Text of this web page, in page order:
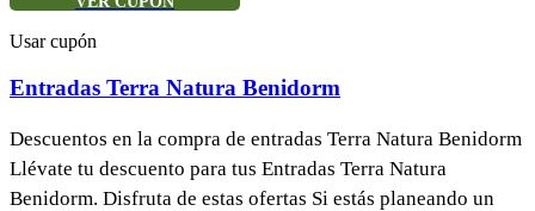
Usar cupón
Entradas Terra Natura Benidorm
Descuentos en la compra de entradas Terra Natura Benidorm
Llévate tu descuento para tus Entradas Terra Natura
Benidorm. Disfruta de estas ofertas Si estás planeando un